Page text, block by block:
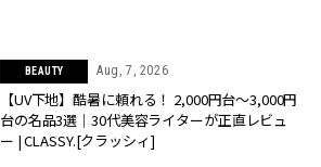
BEAUTY Aug, 7, 2026
【UV下地】酷暑に頼れる！ 2,000円台〜3,000円
台の名品3選｜30代美容ライターが正直レビュ
ー | CLASSY.[クラッシィ]